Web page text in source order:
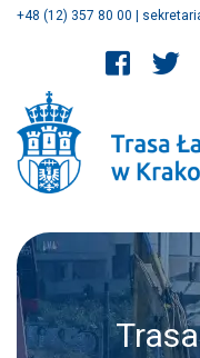
+48 (12) 357 80 00